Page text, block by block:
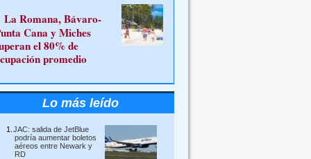
La Romana, Bávaro-
Cana y Miches
el 80% de
promedio
Lo más leído
JAC: salida de JetBlue
podría aumentar boletos
aéreos entre Newark y
RD